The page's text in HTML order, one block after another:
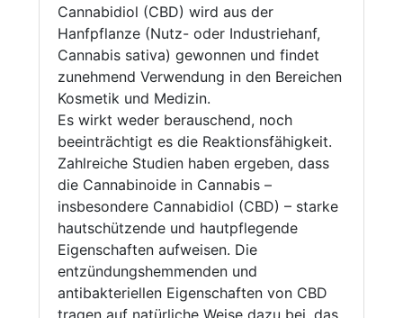
Cannabidiol (CBD) wird aus der
Hanfpflanze (Nutz- oder Industriehanf,
Cannabis sativa) gewonnen und findet
zunehmend Verwendung in den Bereichen
Kosmetik und Medizin.
Es wirkt weder berauschend, noch
beeinträchtigt es die Reaktionsfähigkeit.
Zahlreiche Studien haben ergeben, dass
die Cannabinoide in Cannabis –
insbesondere Cannabidiol (CBD) – starke
hautschützende und hautpflegende
Eigenschaften aufweisen. Die
entzündungshemmenden und
antibakteriellen Eigenschaften von CBD
tragen auf natürliche Weise dazu bei, das